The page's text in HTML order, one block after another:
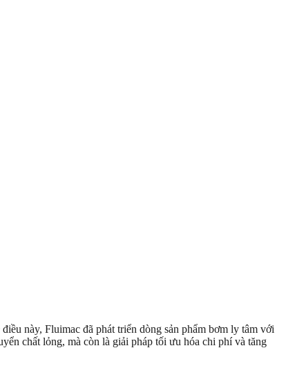
này, Fluimac đã phát triển dòng sản phẩm bơm ly tâm với
chất lỏng, mà còn là giải pháp tối ưu hóa chi phí và tăng